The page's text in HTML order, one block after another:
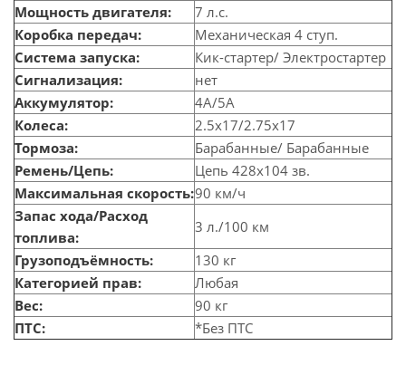
Мощность двигателя:
7 л.с.
Коробка передач:
Механическая 4 ступ.
Система запуска:
Кик-стартер/ Электростартер
Сигнализация:
нет
Аккумулятор:
4А/5А
Колеса:
2.5х17/2.75х17
Тормоза:
Барабанные/ Барабанные
Ремень/Цепь:
Цепь 428х104 зв.
Максимальная скорость:90 км/ч
Запас хода/Расход
топлива:
3 л./100 км
Грузоподъёмность:
130 кг
Категорией прав:
Любая
Вес:
90 кг
ПТС:
*Без ПТС